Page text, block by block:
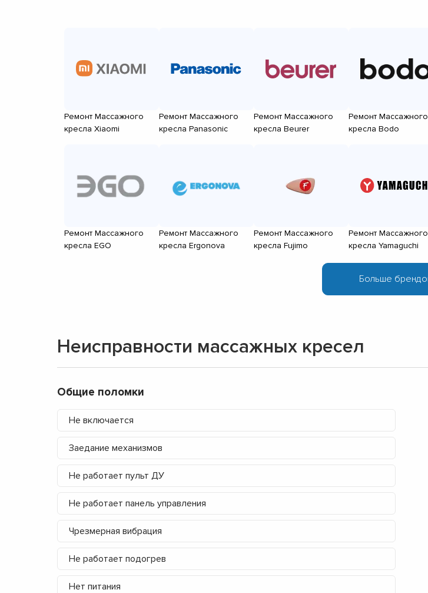
Ремонт Массажного
кресла Xiaomi
Ремонт Массажного
кресла Panasonic
Ремонт Массажного
кресла Beurer
Ремонт Массажного
кресла Bodo
Ремонт Массажного
кресла EGO
Ремонт Массажного
кресла Ergonova
Ремонт Массажного
кресла Fujimo
Ремонт Массажного
кресла Yamaguchi
Неисправности массажных кресел
Общие поломки
Не включается
Заедание механизмов
Не работает пульт ДУ
Не работает панель управления
Чрезмерная вибрация
Не работает подогрев
Нет питания